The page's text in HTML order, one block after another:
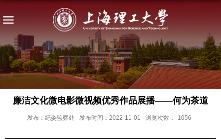
廉洁文化微电影微视频优秀作品展播——何为茶道
发布：纪委监察处 发布时间：2022-11-01 浏览次数： 1056